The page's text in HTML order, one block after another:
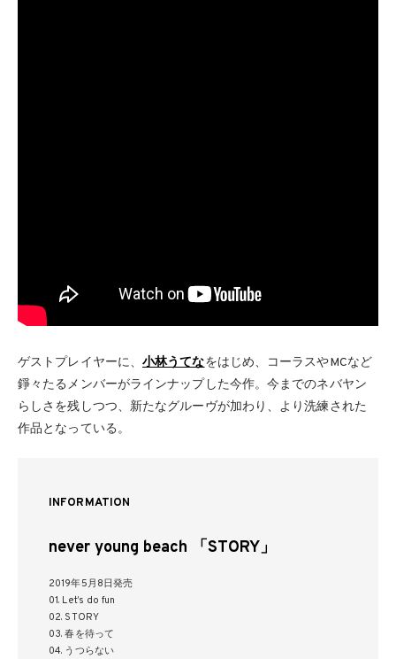
ゲストプレイヤーに、 小林うてなをはじめ、コーラスやMCなど
錚々たるメンバーがラインナップした今作。今までのネバヤン
らしさを残しつつ、新たなグルーヴが加わり、より洗練された
作品となっている。
INFORMATION
never young beach 「STORY」
2019年5月8日発売
01. Let’s do fun
02. STORY
03. 春を待って
04. うつらない